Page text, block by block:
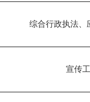
综合行政执法、
宣传